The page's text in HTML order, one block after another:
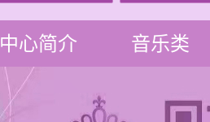
中心简介 音乐类